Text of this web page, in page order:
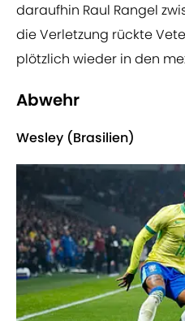
daraufhin Raul Rangel
die Verletzung rückte
plötzlich wieder in den
Abwehr
Wesley (Brasilien)